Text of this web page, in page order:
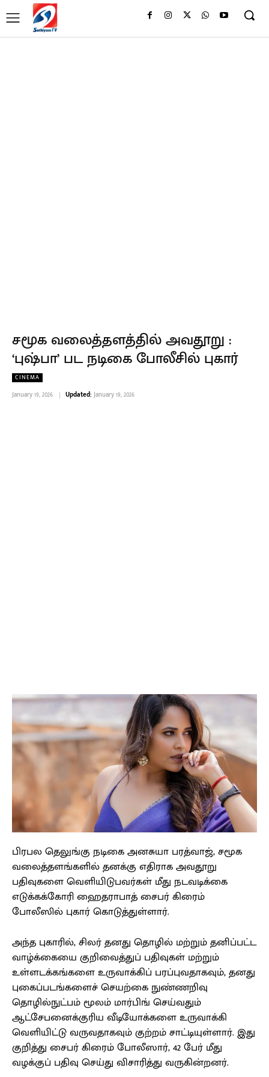
சமூக வலைத்தளத்தில் அவதூறு :
‘புஷ்பா’ பட நடிகை போலீசில் புகார்
CINEMA
January 19, 2026 Updated: January 19, 2026
பிரபல தெலுங்கு நடிகை அனசுயா பரத்வாஜ், சமூக
வலைத்தளங்களில் தனக்கு எதிராக அவதூறு
பதிவுகளை வெளியிடுபவர்கள் மீது நடவடிக்கை
எடுக்கக்கோரி ஹைதராபாத் சைபர் கிரைம்
போலீஸில் புகார் கொடுத்துள்ளார்.
அந்த புகாரில், சிலர் தனது தொழில் மற்றும் தனிப்பட்ட
வாழ்க்கையை குறிவைத்துப் பதிவுகள் மற்றும்
உள்ளடக்கங்களை உருவாக்கிப் பரப்புவதாகவும், தனது
புகைப்படங்களைச் செயற்கை நுண்ணறிவு
தொழில்நுட்பம் மூலம் மார்பிங் செய்வதும்
ஆட்சேபனைக்குரிய வீடியோக்களை உருவாக்கி
வெளியிட்டு வருவதாகவும் குற்றம் சாட்டியுள்ளார். இது
குறித்து சைபர் கிரைம் போலீஸார், 42 பேர் மீது
வழக்குப் பதிவு செய்து விசாரித்து வருகின்றனர்.